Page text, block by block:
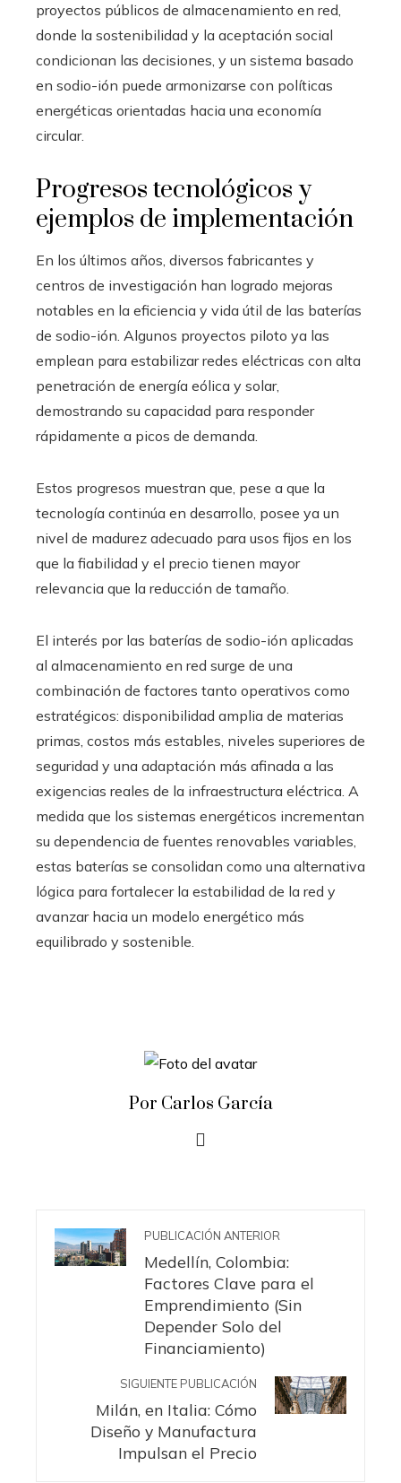
proyectos públicos de almacenamiento en red,
donde la sostenibilidad y la aceptación social
condicionan las decisiones, y un sistema basado
en sodio-ión puede armonizarse con políticas
energéticas orientadas hacia una economía
circular.
Progresos tecnológicos y
ejemplos de implementación
En los últimos años, diversos fabricantes y
centros de investigación han logrado mejoras
notables en la eficiencia y vida útil de las baterías
de sodio-ión. Algunos proyectos piloto ya las
emplean para estabilizar redes eléctricas con alta
penetración de energía eólica y solar,
demostrando su capacidad para responder
rápidamente a picos de demanda.
Estos progresos muestran que, pese a que la
tecnología continúa en desarrollo, posee ya un
nivel de madurez adecuado para usos fijos en los
que la fiabilidad y el precio tienen mayor
relevancia que la reducción de tamaño.
El interés por las baterías de sodio-ión aplicadas
al almacenamiento en red surge de una
combinación de factores tanto operativos como
estratégicos: disponibilidad amplia de materias
primas, costos más estables, niveles superiores de
seguridad y una adaptación más afinada a las
exigencias reales de la infraestructura eléctrica. A
medida que los sistemas energéticos incrementan
su dependencia de fuentes renovables variables,
estas baterías se consolidan como una alternativa
lógica para fortalecer la estabilidad de la red y
avanzar hacia un modelo energético más
equilibrado y sostenible.
Por Carlos García
PUBLICACIÓN ANTERIOR
Medellín, Colombia:
Factores Clave para el
Emprendimiento (Sin
Depender Solo del
Financiamiento)
SIGUIENTE PUBLICACIÓN
Milán, en Italia: Cómo
Diseño y Manufactura
Impulsan el Precio